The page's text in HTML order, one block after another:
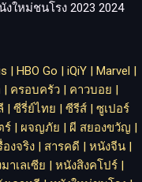
ใหม่ชนโรง 2023 2024
| HBO Go | iQiY | Marvel |
| ครอบครัว | คาวบอย |
| ซีรี่ย์ไทย | ซีรีส์ | ซูเปอร์
ร์ | ผจญภัย | ผี สยองขวัญ |
องจริง | สารคดี | หนังจีน |
าเลเซีย | หนังสิงคโปร์ |